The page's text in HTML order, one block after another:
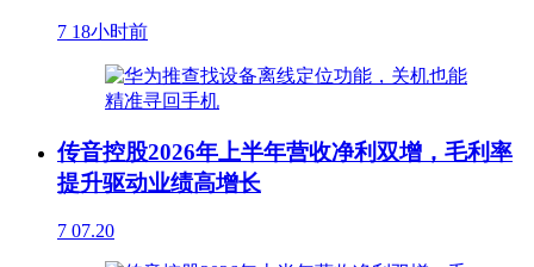
7 18小时前
传音控股2026年上半年营收净利双增，毛利率
提升驱动业绩高增长
7 07.20